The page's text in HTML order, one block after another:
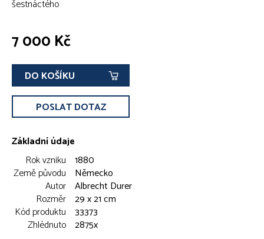
šestnáctého
7 000 Kč
DO KOŠÍKU
POSLAT DOTAZ
Základní údaje
Rok vzniku 1880
Země původu
Německo
Autor Albrecht Durer
Rozměr 29 x 21 cm
Kód produktu 33373
Zhlédnuto 2875x